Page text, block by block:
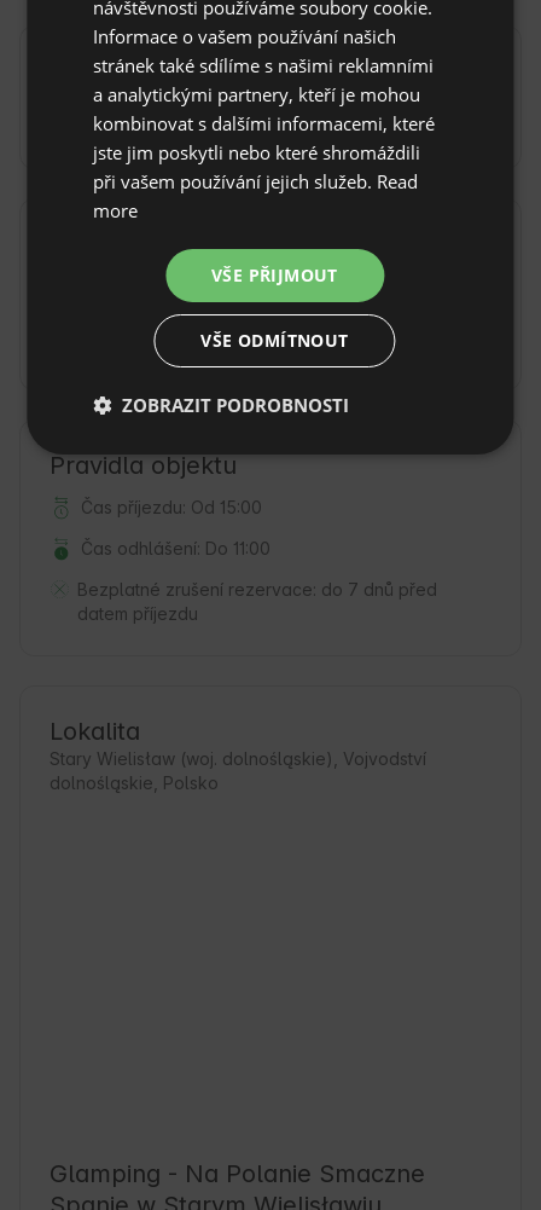
Doprava Zobrazit originál
Autem Taxíkem
Další poplatky a doplňky
Poplatek za
(100 PLN /
za sezení)
Poplatek za káď
(250 PLN / za
sezení)
Pravidla objektu
Čas příjezdu: Od 15:00
Čas odhlášení: Do 11:00
Bezplatné zrušení rezervace: do 7 dnů před
datem příjezdu
Lokalita
Stary Wielisław (woj. dolnośląskie), Vojvodství
dolnośląskie, Polsko
Glamping - Na Polanie Smaczne
GERMAN
ITALIAN
FRENCH
CZECH
návštěvnosti používáme soubory cookie.
Informace o vašem používání našich
stránek také sdílíme s našimi reklamními
a analytickými partnery, kteří je mohou
kombinovat s dalšími informacemi, které
jste jim poskytli nebo které shromáždili
při vašem používání jejich služeb. Read
more
VŠE PŘIJMOUT
VŠE ODMÍTNOUT
ZOBRAZIT PODROBNOSTI